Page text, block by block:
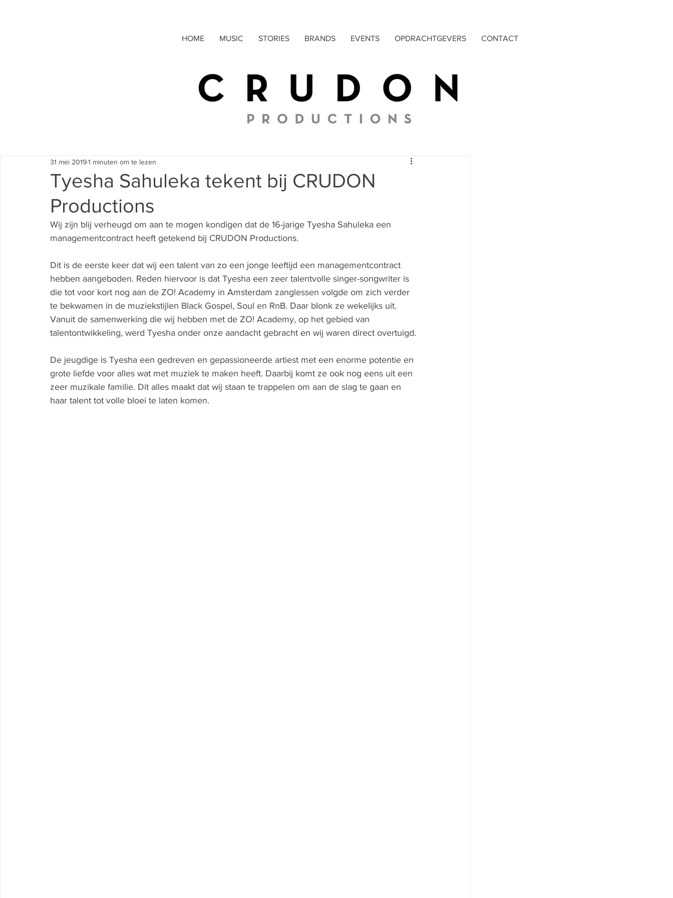
Tyesha Sahuleka tekent bij CRUDON
Productions
31 mei 20191 minuten om te lezen
Wij zijn blij verheugd om aan te mogen kondigen dat de 16-jarige Tyesha Sahuleka een
managementcontract heeft getekend bij CRUDON Productions.
Dit is de eerste keer dat wij een talent van zo een jonge leeftijd een managementcontract
hebben aangeboden. Reden hiervoor is dat Tyesha een zeer talentvolle singer-songwriter is
die tot voor kort nog aan de ZO! Academy in Amsterdam zanglessen volgde om zich verder
te bekwamen in de muziekstijlen Black Gospel, Soul en RnB. Daar blonk ze wekelijks uit.
Vanuit de samenwerking die wij hebben met de ZO! Academy, op het gebied van
talentontwikkeling, werd Tyesha onder onze aandacht gebracht en wij waren direct overtuigd.
De jeugdige is Tyesha een gedreven en gepassioneerde artiest met een enorme potentie en
grote liefde voor alles wat met muziek te maken heeft. Daarbij komt ze ook nog eens uit een
zeer muzikale familie. Dit alles maakt dat wij staan te trappelen om aan de slag te gaan en
haar talent tot volle bloei te laten komen.
HOME MUSIC STORIES BRANDS EVENTS OPDRACHTGEVERS CONTACT